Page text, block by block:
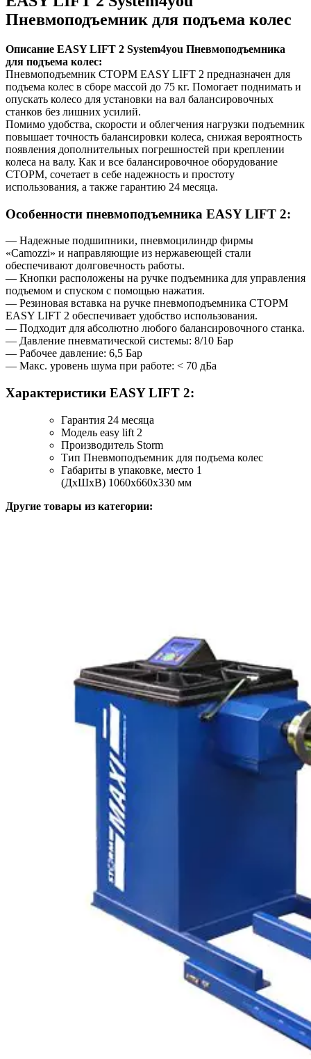
Пневмоподъемник для подъема колес
Описание EASY LIFT 2 System4you Пневмоподъемника
для подъема колес:
Пневмоподъемник СТОРМ EASY LIFT 2 предназначен для
подъема колес в сборе массой до 75 кг. Помогает поднимать и
опускать колесо для установки на вал балансировочных
станков без лишних усилий.
Помимо удобства, скорости и облегчения нагрузки подъемник
повышает точность балансировки колеса, снижая вероятность
появления дополнительных погрешностей при креплении
колеса на валу. Как и все балансировочное оборудование
СТОРМ, сочетает в себе надежность и простоту
использования, а также гарантию 24 месяца.
Особенности пневмоподъемника EASY LIFT 2:
— Надежные подшипники, пневмоцилиндр фирмы
«Camozzi» и направляющие из нержавеющей стали
обеспечивают долговечность работы.
— Кнопки расположены на ручке подъемника для управления
подъемом и спуском с помощью нажатия.
— Резиновая вставка на ручке пневмоподъемника СТОРМ
EASY LIFT 2 обеспечивает удобство использования.
— Подходит для абсолютно любого балансировочного станка.
— Давление пневматической системы: 8/10 Бар
— Рабочее давление: 6,5 Бар
— Макс. уровень шума при работе: < 70 дБа
Характеристики EASY LIFT 2:
Гарантия 24 месяца
Модель easy lift 2
Производитель Storm
Тип Пневмоподъемник для подъема колес
Габариты в упаковке, место 1
(ДхШхВ) 1060х660х330 мм
Другие товары из категории: